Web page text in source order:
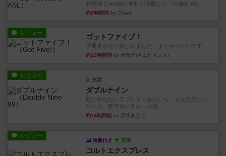
1995年にAvalon Hill社が出版した『Solitair AS...
約9時間前 by Chaco
レビュー ゴットファイブ！
運要素があり楽しめました。またやりたいです。
約13時間前 by 金賢守(キムヒョンス)
レビュー
充実
ダブルナイン
雑に死なないラブレターみたいな、そんな感じの
ゲーム。数字カードを１の位...
約14時間前 by 深水あどら
レビュー
画像付き 充実
コルトエクスプレス